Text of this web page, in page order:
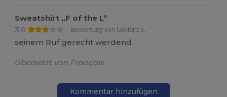
Sweatshirt „F of the L“
3.0
Bewertung von Gaylord S.
seinem Ruf gerecht werdend
Übersetzt von Français
Kommentar hinzufügen